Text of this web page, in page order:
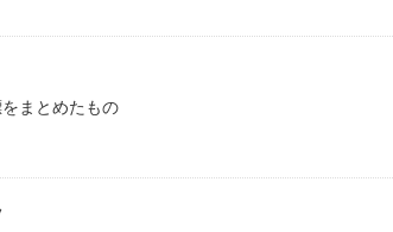
まとめたもの